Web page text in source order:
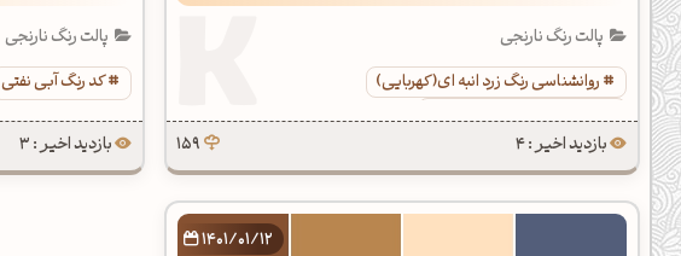
پالت رنگ نارنجی
روانشناسی رنگ زرد انبه ای(کهربایی)
کد رنگ زرد انبه ای(کهربایی)
بازدید اخیر : 4
159
پالت رنگ نارنجی
کد رنگ آبی نفتی
بازدید اخیر : 3
1401/01/12